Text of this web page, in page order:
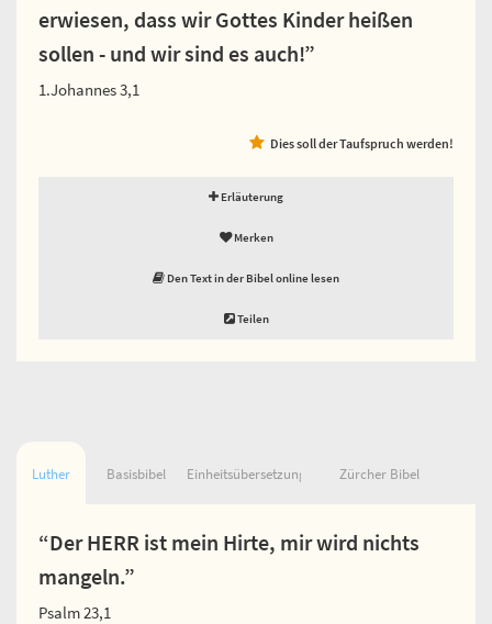
erwiesen, dass wir Gottes Kinder heißen
sollen - und wir sind es auch!”
1.Johannes 3,1
Dies soll der Taufspruch werden!
Erläuterung
Merken
Den Text in der Bibel online lesen
Teilen
Luther Basisbibel Einheitsübersetzung Zürcher Bibel
“Der HERR ist mein Hirte, mir wird nichts
mangeln.”
Psalm 23,1